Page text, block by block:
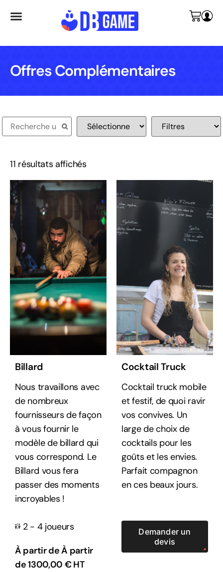
Offres Complémentaires
11 résultats affichés
Billard
Nous travaillons avec
de nombreux
fournisseurs de façon
à vous fournir le
modèle de billard qui
vous correspond. Le
Billard vous fera
passer des moments
incroyables !
2 - 4 joueurs
À partir de À partir
de1300,00 €HT
Cocktail Truck
Cocktail truck mobile
et festif, de quoi ravir
vos convives. Un
large de choix de
cocktails pour les
goûts et les envies.
Parfait compagnon
en ces beaux jours.
Demander un
devis